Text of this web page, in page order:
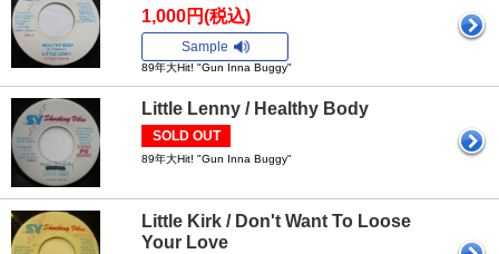
1,000円(税込)
Sample
89年大Hit! "Gun Inna Buggy"
Little Lenny / Healthy Body
SOLD OUT
89年大Hit! "Gun Inna Buggy"
Little Kirk / Don't Want To Loose
Your Love